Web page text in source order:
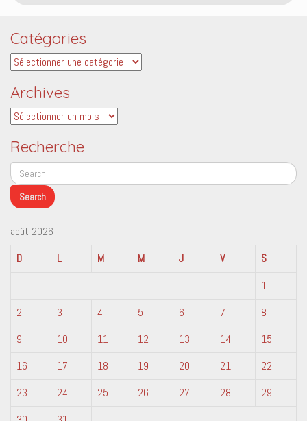
Catégories
Catégories
Archives
Archives
Recherche
août 2026
D
L M M J V
S
1
2
3 4 5 6 7
8
9
10 11 12 13 14
15
16
17 18 19 20 21
22
23
24 25 26 27 28
29